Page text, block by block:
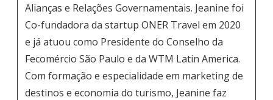
Alianças e Relações Governamentais. Jeanine foi
Co-fundadora da startup ONER Travel em 2020
e já atuou como Presidente do Conselho da
Fecomércio São Paulo e da WTM Latin America.
Com formação e especialidade em marketing de
destinos e economia do turismo, Jeanine faz